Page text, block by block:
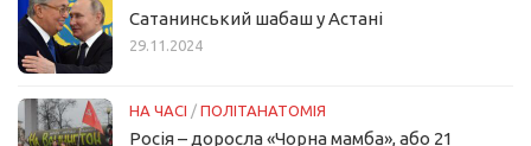
Сатанинський шабаш у Астані
29.11.2024
НА ЧАСІ / ПОЛІТАНАТОМІЯ
Росія – доросла «Чорна мамба», або 21